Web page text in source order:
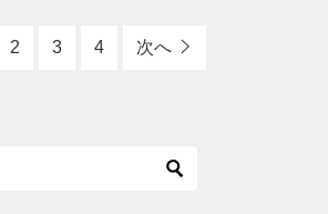
2 3 4 次へ